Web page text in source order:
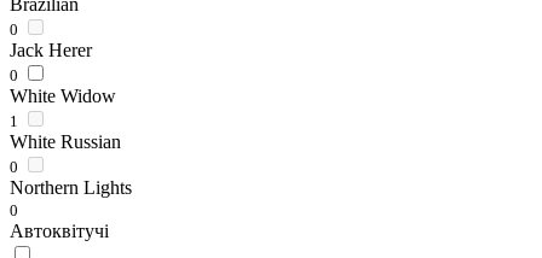
Brazilian
0
Jack Herer
0
White Widow
1
White Russian
0
Northern Lights
0
Автоквітучі